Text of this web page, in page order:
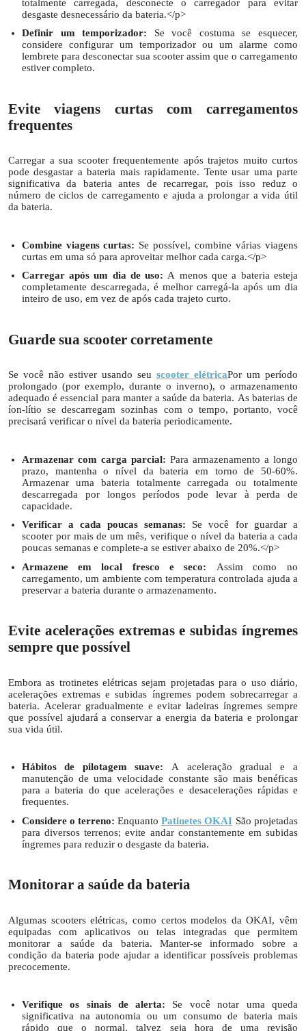
totalmente carregada, desconecte o carregador para evitar
desgaste desnecessário da bateria.</p>
Definir um temporizador: Se você costuma se esquecer,
considere configurar um temporizador ou um alarme como
lembrete para desconectar sua scooter assim que o carregamento
estiver completo.
Evite viagens curtas com carregamentos
frequentes
Carregar a sua scooter frequentemente após trajetos muito curtos
pode desgastar a bateria mais rapidamente. Tente usar uma parte
significativa da bateria antes de recarregar, pois isso reduz o
número de ciclos de carregamento e ajuda a prolongar a vida útil
da bateria.
Combine viagens curtas: Se possível, combine várias viagens
curtas em uma só para aproveitar melhor cada carga.</p>
Carregar após um dia de uso: A menos que a bateria esteja
completamente descarregada, é melhor carregá-la após um dia
inteiro de uso, em vez de após cada trajeto curto.
Guarde sua scooter corretamente
Se você não estiver usando seu scooter elétricaPor um período
prolongado (por exemplo, durante o inverno), o armazenamento
adequado é essencial para manter a saúde da bateria. As baterias de
íon-lítio se descarregam sozinhas com o tempo, portanto, você
precisará verificar o nível da bateria periodicamente.
Armazenar com carga parcial: Para armazenamento a longo
prazo, mantenha o nível da bateria em torno de 50-60%.
Armazenar uma bateria totalmente carregada ou totalmente
descarregada por longos períodos pode levar à perda de
capacidade.
Verificar a cada poucas semanas: Se você for guardar a
scooter por mais de um mês, verifique o nível da bateria a cada
poucas semanas e complete-a se estiver abaixo de 20%.</p>
Armazene em local fresco e seco: Assim como no
carregamento, um ambiente com temperatura controlada ajuda a
preservar a bateria durante o armazenamento.
Evite acelerações extremas e subidas íngremes
sempre que possível
Embora as trotinetes elétricas sejam projetadas para o uso diário,
acelerações extremas e subidas íngremes podem sobrecarregar a
bateria. Acelerar gradualmente e evitar ladeiras íngremes sempre
que possível ajudará a conservar a energia da bateria e prolongar
sua vida útil.
Hábitos de pilotagem suave: A aceleração gradual e a
manutenção de uma velocidade constante são mais benéficas
para a bateria do que acelerações e desacelerações rápidas e
frequentes.
Considere o terreno: Enquanto Patinetes OKAI São projetadas
para diversos terrenos; evite andar constantemente em subidas
íngremes para reduzir o desgaste da bateria.
Monitorar a saúde da bateria
Algumas scooters elétricas, como certos modelos da OKAI, vêm
equipadas com aplicativos ou telas integradas que permitem
monitorar a saúde da bateria. Manter-se informado sobre a
condição da bateria pode ajudar a identificar possíveis problemas
precocemente.
Verifique os sinais de alerta: Se você notar uma queda
significativa na autonomia ou um consumo de bateria mais
rápido que o normal, talvez seja hora de uma revisão